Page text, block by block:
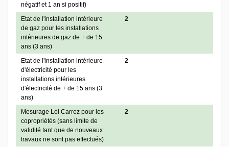
négatif et 1 an si positif)
Etat de l'installation intérieure
de gaz pour les installations
intérieures de gaz de + de 15
ans (3 ans)
2
Etat de l'installation intérieure
d'électricité pour les
installations intérieures
d'électricité de + de 15 ans (3
ans)
2
Mesurage Loi Carrez pour les
copropriétés (sans limite de
validité tant que de nouveaux
travaux ne sont pas effectués)
2